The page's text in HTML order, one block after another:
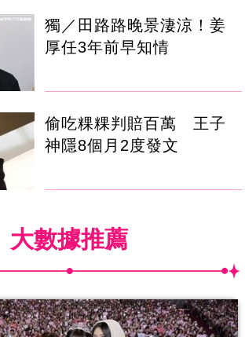
獨／田路路晚景淒涼！姜
厚任3年前早知情
偷吃粿粿判賠百萬 王子
神隱8個月2度發文
大數據推薦